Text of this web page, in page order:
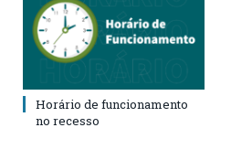
Horário de funcionamento
no recesso